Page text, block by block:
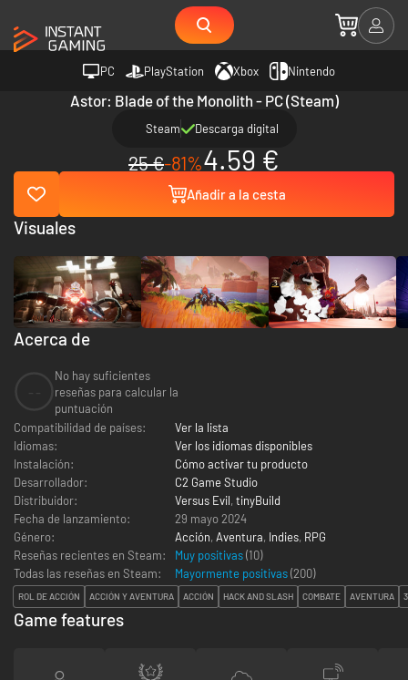
PC PlayStation Xbox Nintendo
Astor: Blade of the Monolith - PC (Steam)
Steam Descarga digital
25 €-81%4.59 €
Añadir a la cesta
Acerca de
No hay suficientes
reseñas para calcular la
puntuación
Compatibilidad de países:
Ver la lista
Idiomas:
Ver los idiomas disponibles
Instalación:
Cómo activar tu producto
Desarrollador:
C2 Game Studio
Distribuidor:
Versus Evil, tinyBuild
Fecha de lanzamiento:
29 mayo 2024
Género:
Acción, Aventura, Indies, RPG
Reseñas recientes en Steam:
Muy positivas(10)
Todas las reseñas en Steam:
Mayormente positivas(200)
ROL DE ACCIÓN ACCIÓN Y AVENTURA ACCIÓN HACK AND SLASH COMBATE AVENTURA
Visuales
Game features